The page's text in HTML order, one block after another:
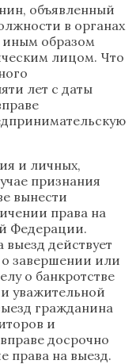
объявленный
в органах
иным образом
лицом. Что
лет с даты
и личных,
признания
вынести
права на
Федерации.
действует
завершении или
о банкротстве
уважительной
гражданина
и
досрочно
права на выезд.